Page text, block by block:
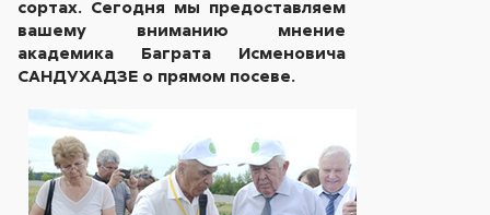
сортах. Сегодня мы предоставляем
вашему вниманию мнение
академика Баграта Исменовича
САНДУХАДЗЕ о прямом посеве.